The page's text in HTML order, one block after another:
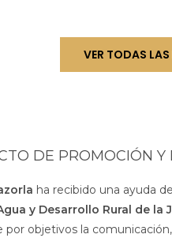
VER TODAS
DE PROMOCIÓN
ha recibido una ayuda
y Desarrollo Rural de la
por objetivos la